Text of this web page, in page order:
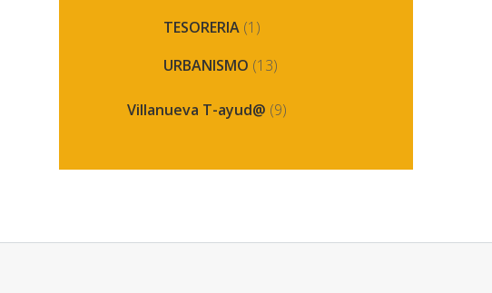
TESORERIA (1)
URBANISMO (13)
Villanueva T-ayud@ (9)